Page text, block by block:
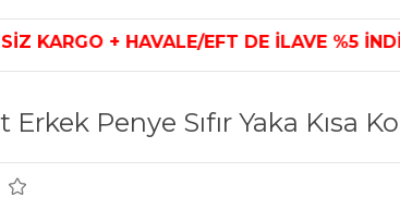
EFT DE İLAVE %5
Penye Sıfır Yaka Kısa